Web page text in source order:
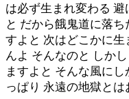
は必ず生まれ変わる
と だから餓鬼道に落
すよと 次はどこかに
んよ そんなのと しか
ますよと そんな風に
っぱり 永遠の地獄と